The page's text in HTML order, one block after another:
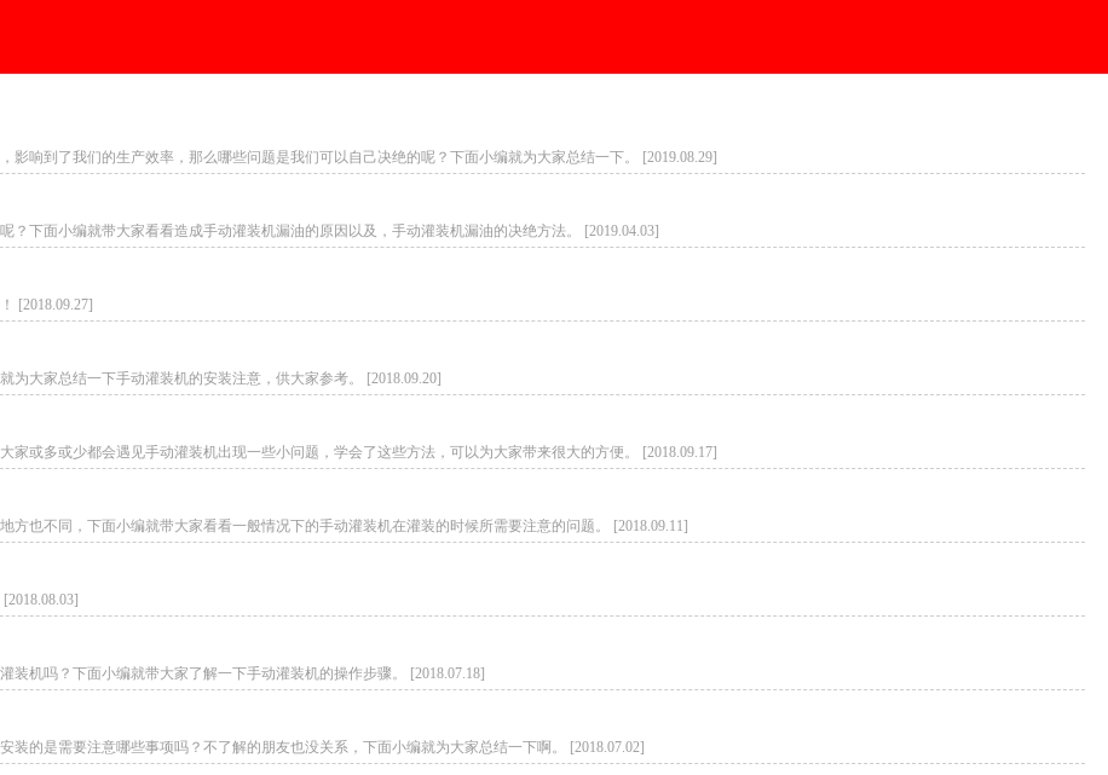
响到了我们的生产效率，那么哪些问题是我们可以自己决绝的呢？下面小编就为大家总结一下。 [2019.08.29]
下面小编就带大家看看造成手动灌装机漏油的原因以及，手动灌装机漏油的决绝方法。 [2019.04.03]
[2018.09.27]
大家总结一下手动灌装机的安装注意，供大家参考。 [2018.09.20]
或多或少都会遇见手动灌装机出现一些小问题，学会了这些方法，可以为大家带来很大的方便。 [2018.09.17]
也不同，下面小编就带大家看看一般情况下的手动灌装机在灌装的时候所需要注意的问题。 [2018.09.11]
机吗？下面小编就带大家了解一下手动灌装机的操作步骤。 [2018.07.18]
的是需要注意哪些事项吗？不了解的朋友也没关系，下面小编就为大家总结一下啊。 [2018.07.02]